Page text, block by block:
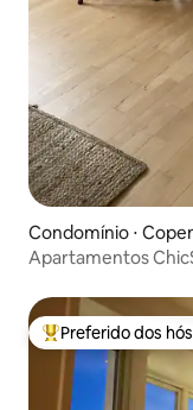
Condomínio ⋅
Apartamentos
Entre os melhores
Preferido dos